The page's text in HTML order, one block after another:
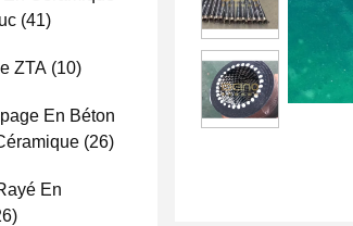
(41)
ZTA (10)
En Béton
(26)
En